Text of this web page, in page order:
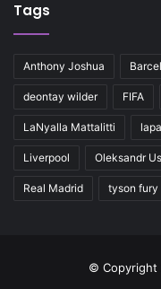
Tags
Anthony Joshua
deontay wilder FIFA
LaNyalla Mattalitti
Liverpool Oleksandr
Real Madrid tyson fury
© Copyright